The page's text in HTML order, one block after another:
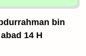
bin
14 H